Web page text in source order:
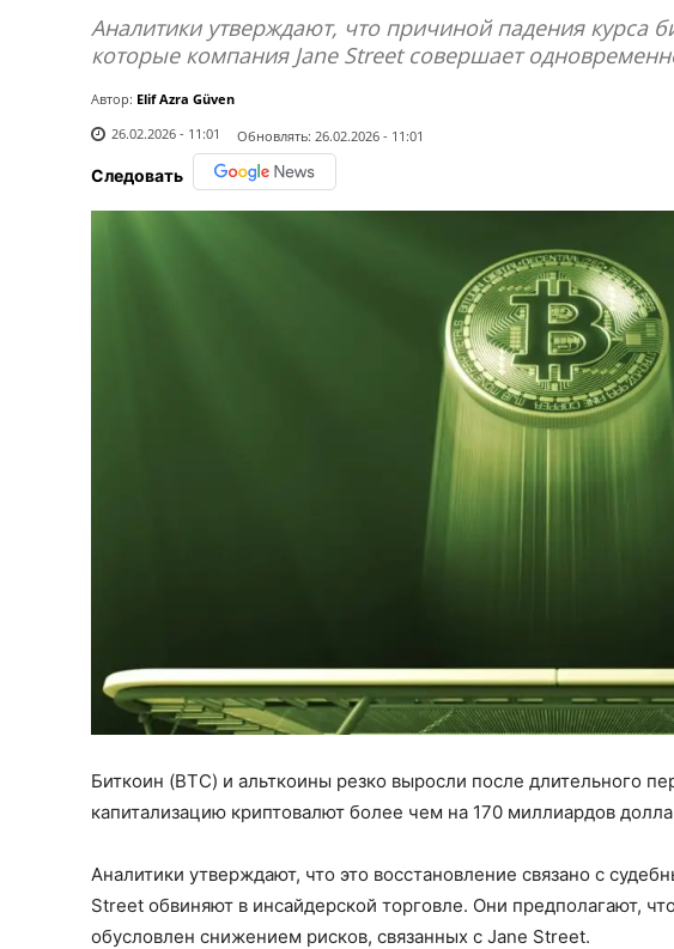
Аналитики утверждают, что причиной падения курса
которые компания Jane Street совершает
Автор: Elif Azra Güven
26.02.2026 - 11:01
Обновлять: 26.02.2026 - 11:01
Следовать
Биткоин (BTC) и альткоины резко выросли после длительного
капитализацию криптовалют более чем на 170 миллиардов
Аналитики утверждают, что это восстановление связано с
Street обвиняют в инсайдерской торговле. Они предполагают,
обусловлен снижением рисков, связанных с Jane Street.